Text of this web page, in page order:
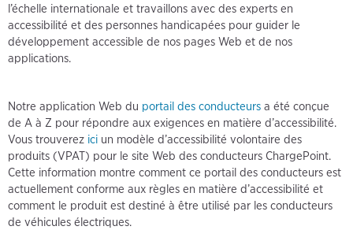
l’échelle internationale et travaillons avec des experts en
accessibilité et des personnes handicapées pour guider le
développement accessible de nos pages Web et de nos
applications.
Notre application Web du portail des conducteurs a été conçue
de A à Z pour répondre aux exigences en matière d’accessibilité.
Vous trouverez ici un modèle d’accessibilité volontaire des
produits (VPAT) pour le site Web des conducteurs ChargePoint.
Cette information montre comment ce portail des conducteurs est
actuellement conforme aux règles en matière d’accessibilité et
comment le produit est destiné à être utilisé par les conducteurs
de véhicules électriques.